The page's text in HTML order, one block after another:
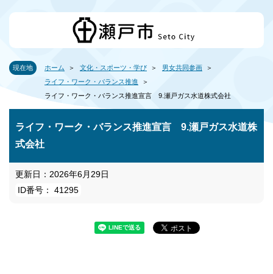
現在地 ホーム 文化・スポーツ・学び
男女共同参画
ライフ・ワーク・バランス推進
ライフ・ワーク・バランス推進宣言 9.瀬戸ガス水道株式会社
ライフ・ワーク・バランス推進宣言 9.瀬戸ガス水道株
式会社
更新日：2026年6月29日
ID番号： 41295